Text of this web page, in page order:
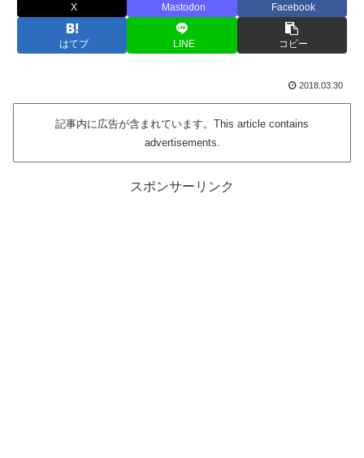
X Mastodon Facebook
はてブ LINE コピー
2018.03.30
記事内に広告が含まれています。This article contains
advertisements.
スポンサーリンク